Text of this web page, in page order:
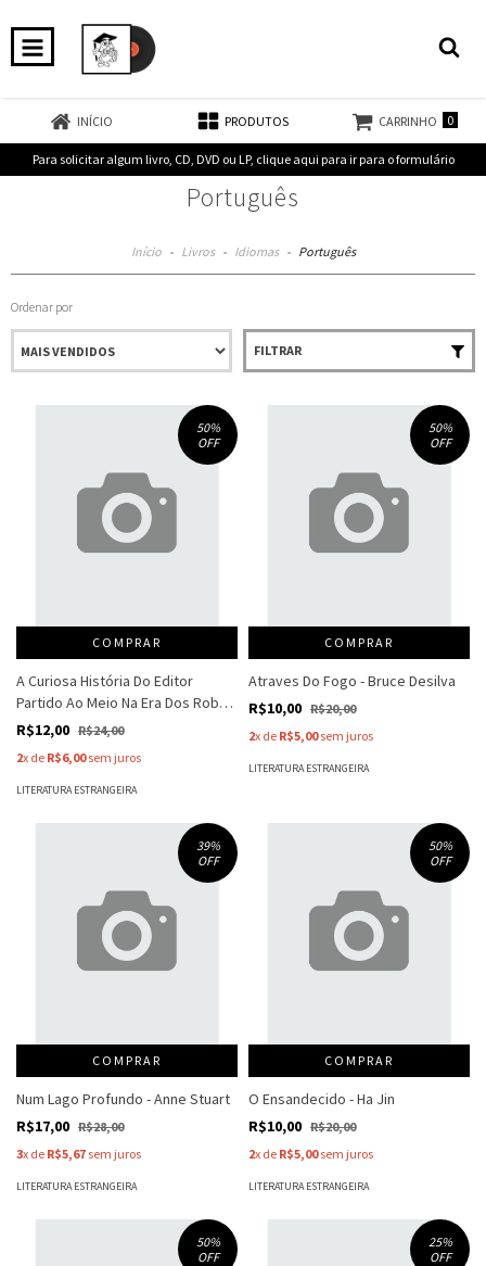
INÍCIO PRODUTOS CARRINHO 0
Para solicitar algum livro, CD, DVD ou LP, clique aqui para ir para o formulário
Português
Início - Livros - Idiomas - Português
Ordenar por
FILTRAR
50%
OFF
COMPRAR
A Curiosa História Do Editor
Partido Ao Meio Na Era Dos Robôs
- José Luis Saorín
R$12,00 R$24,00
2x de R$6,00sem juros
LITERATURA ESTRANGEIRA
50%
OFF
COMPRAR
Atraves Do Fogo - Bruce Desilva
R$10,00 R$20,00
2x de R$5,00sem juros
LITERATURA ESTRANGEIRA
39%
OFF
COMPRAR
Num Lago Profundo - Anne Stuart
R$17,00 R$28,00
3x de R$5,67 sem juros
LITERATURA ESTRANGEIRA
50%
OFF
COMPRAR
O Ensandecido - Ha Jin
R$10,00 R$20,00
2x de R$5,00sem juros
LITERATURA ESTRANGEIRA
50%
OFF
25%
OFF